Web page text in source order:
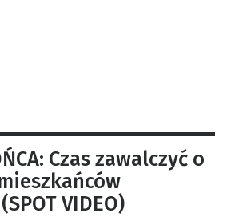
Czas zawalczyć o
VIDEO)